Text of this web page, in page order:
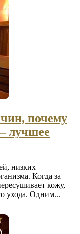
почему
лучшее
низких
Когда за
кожу,
ухода. Одним...